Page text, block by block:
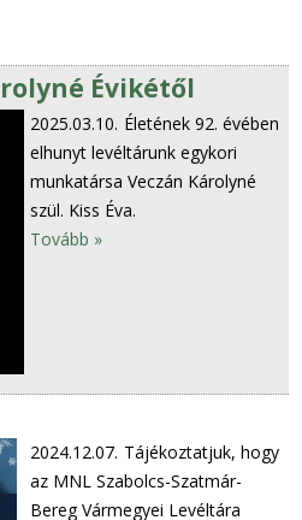
Évikétől
2025.03.10. Életének 92. évében
elhunyt levéltárunk egykori
munkatársa Veczán Károlyné
szül. Kiss Éva.
Tovább »
2024.12.07. Tájékoztatjuk, hogy
az MNL Szabolcs-Szatmár-
Bereg Vármegyei Levéltára